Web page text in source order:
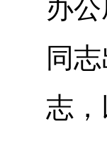
办
同
志